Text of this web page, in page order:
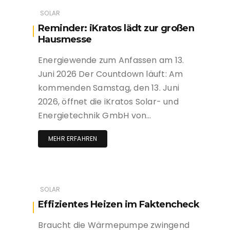
SOLAR
Reminder: iKratos lädt zur großen
Hausmesse
Energiewende zum Anfassen am 13.
Juni 2026 Der Countdown läuft: Am
kommenden Samstag, den 13. Juni
2026, öffnet die iKratos Solar- und
Energietechnik GmbH von…
MEHR ERFAHREN
SOLAR
Effizientes Heizen im Faktencheck
Braucht die Wärmepumpe zwingend